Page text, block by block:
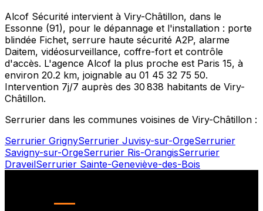
Alcof Sécurité intervient à Viry-Châtillon, dans le
Essonne (91), pour le dépannage et l'installation : porte
blindée Fichet, serrure haute sécurité A2P, alarme
Daitem, vidéosurveillance, coffre-fort et contrôle
d'accès. L'agence Alcof la plus proche est Paris 15, à
environ 20.2 km, joignable au 01 45 32 75 50.
Intervention 7j/7 auprès des 30 838 habitants de Viry-
Châtillon.
Serrurier dans les communes voisines de Viry-Châtillon :
Serrurier GrignySerrurier Juvisy-sur-OrgeSerrurier
Savigny-sur-OrgeSerrurier Ris-OrangisSerrurier
DraveilSerrurier Sainte-Geneviève-des-Bois